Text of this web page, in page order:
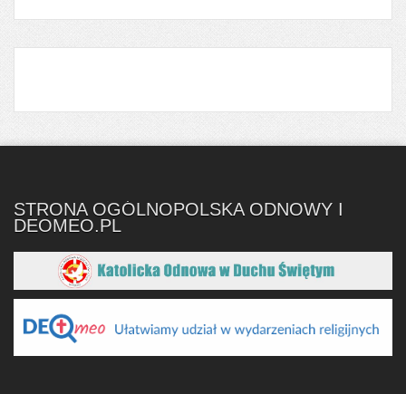
STRONA OGÓLNOPOLSKA ODNOWY I
DEOMEO.PL